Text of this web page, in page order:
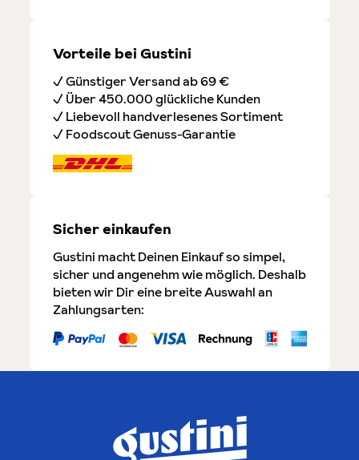
Vorteile bei Gustini
✓ Günstiger Versand ab 69 €
✓ Über 450.000 glückliche Kunden
✓ Liebevoll handverlesenes Sortiment
✓ Foodscout Genuss-Garantie
Sicher einkaufen
Gustini macht Deinen Einkauf so simpel,
sicher und angenehm wie möglich. Deshalb
bieten wir Dir eine breite Auswahl an
Zahlungsarten: